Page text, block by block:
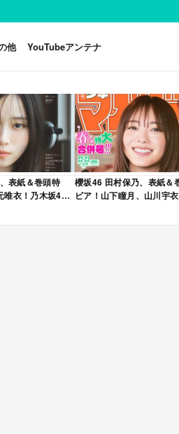
他 YouTubeアンテナ
表紙＆巻頭特
唯衣！乃木坂46
売！
櫻坂46 田村保乃、表紙＆
ビア！山下瞳月、山川宇
合併号」本日4/28発売！